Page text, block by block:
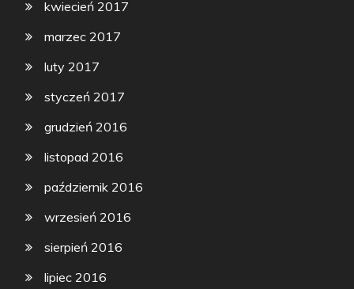
kwiecień 2017
marzec 2017
luty 2017
styczeń 2017
grudzień 2016
listopad 2016
październik 2016
wrzesień 2016
sierpień 2016
lipiec 2016